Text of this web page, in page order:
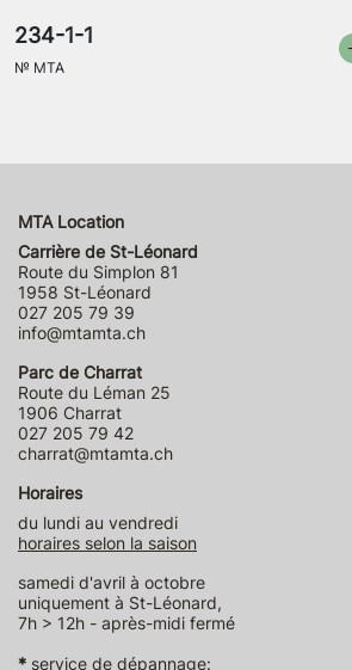
234-1-1
№ MTA
MTA Location
Carrière de St-Léonard
Route du Simplon 81
1958 St-Léonard
027 205 79 39
info@mtamta.ch
Parc de Charrat
Route du Léman 25
1906 Charrat
027 205 79 42
charrat@mtamta.ch
Horaires
du lundi au vendredi
horaires selon la saison
samedi d'avril à octobre
uniquement à St-Léonard,
7h > 12h - après-midi fermé
* service de dépannage: